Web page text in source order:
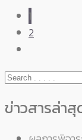
1
2
ข่าวสารล่าสุ